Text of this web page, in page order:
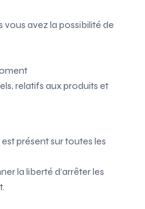
vous avez la possibilité de
relatifs aux produits et
présent sur toutes les
la liberté d’arrêter les